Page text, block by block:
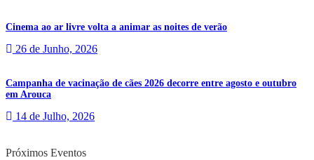
Cinema ao ar livre volta a animar as noites de verão
26 de Junho, 2026
Campanha de vacinação de cães 2026 decorre entre agosto e outubro
em Arouca
14 de Julho, 2026
Próximos Eventos